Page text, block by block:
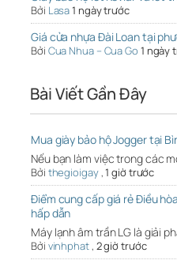
Bởi Lasa1 ngày trước
Giá cửa nhựa Đài Loan tại
Bởi Cua Nhua – Cua Go 1 ngày
Bài Viết Gần Đây
Mua giày bảo hộ Jogger tại
Nếu bạn làm việc trong các
Bởi thegioigay,1 giờ trước
Điểm cung cấp giá rẻ Điều
hấp dẫn
Máy lạnh âm trần LG là giải
Bởi vinhphat, 2 giờ trước